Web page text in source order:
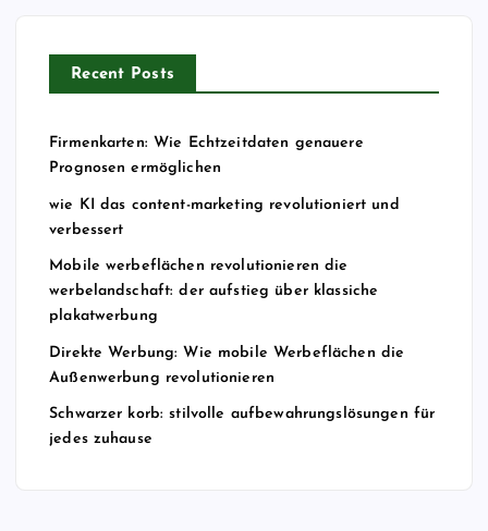
Recent Posts
Firmenkarten: Wie Echtzeitdaten genauere
Prognosen ermöglichen
wie KI das content-marketing revolutioniert und
verbessert
Mobile werbeflächen revolutionieren die
werbelandschaft: der aufstieg über klassiche
plakatwerbung
Direkte Werbung: Wie mobile Werbeflächen die
Außenwerbung revolutionieren
Schwarzer korb: stilvolle aufbewahrungslösungen für
jedes zuhause